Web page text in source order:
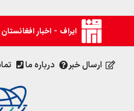
ایراف - اخبار افغانستان
ارسال خبر درباره ما